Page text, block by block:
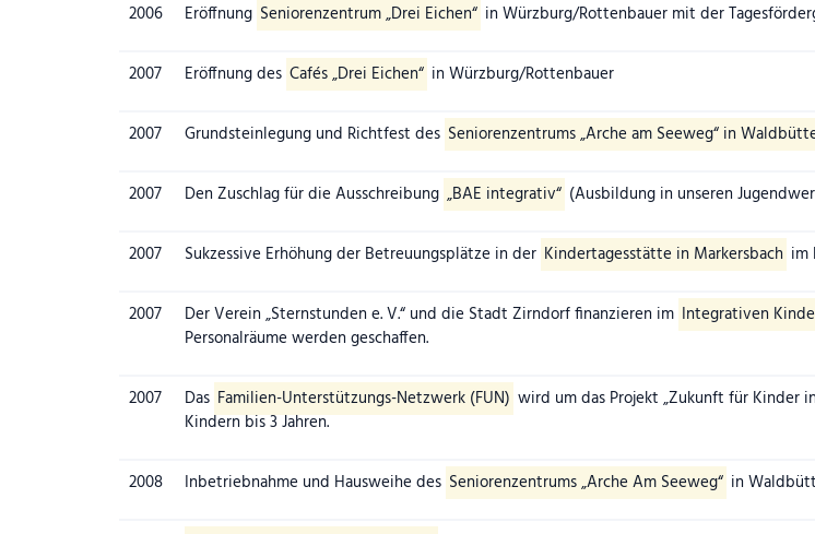
2006 Eröffnung Seniorenzentrum „Drei Eichen“ in Würzburg/Rottenbauer mit der
2007 Eröffnung des Cafés „Drei Eichen“ in Würzburg/Rottenbauer
2007 Grundsteinlegung und Richtfest des Seniorenzentrums „Arche am Seeweg“ in
2007 Den Zuschlag für die Ausschreibung „BAE integrativ“ (Ausbildung in unseren
2007 Sukzessive Erhöhung der Betreuungsplätze in der Kindertagesstätte in Markersbach im
2007 Der Verein „Sternstunden e. V.“ und die Stadt Zirndorf finanzieren im Integrativen
Personalräume werden geschaffen.
2007 Das Familien-Unterstützungs-Netzwerk (FUN) wird um das Projekt „Zukunft für Kinder
Kindern bis 3 Jahren.
2008 Inbetriebnahme und Hausweihe des Seniorenzentrums „Arche Am Seeweg“ in